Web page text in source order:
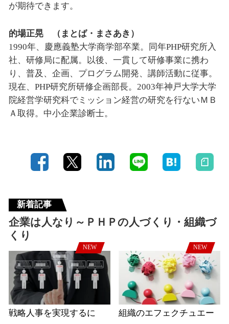
が期待できます。
的場正晃 （まとば・まさあき）
1990年、慶應義塾大学商学部卒業。同年PHP研究所入
社、研修局に配属。以後、一貫して研修事業に携わ
り、普及、企画、プログラム開発、講師活動に従事。
現在、PHP研究所研修企画部長。2003年神戸大学大学
院経営学研究科でミッション経営の研究を行ないＭＢ
Ａ取得。中小企業診断士。
新着記事
企業は人なり～ＰＨＰの人づくり・組織づ
くり
NEW
戦略人事を実現するに
NEW
組織のエフェクチュエー